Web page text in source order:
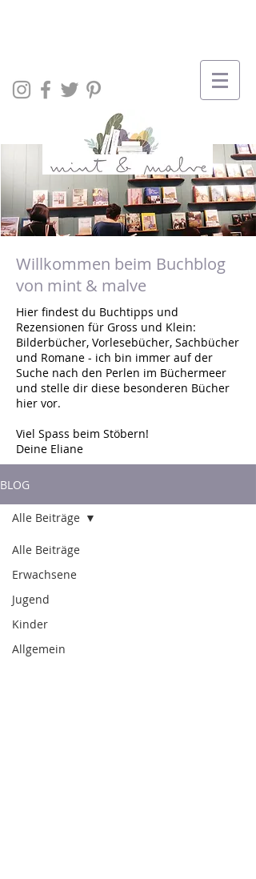
Willkommen beim Buchblog
von mint & malve
Hier findest du Buchtipps und
Rezensionen für Gross und Klein:
Bilderbücher, Vorlesebücher, Sachbücher
und Romane - ich bin immer auf der
Suche nach den Perlen im Büchermeer
und stelle dir diese besonderen Bücher
hier vor.
Viel Spass beim Stöbern!
Deine Eliane
BLOG
Alle Beiträge
Erwachsene
Jugend
Kinder
Allgemein
Alle Beiträge